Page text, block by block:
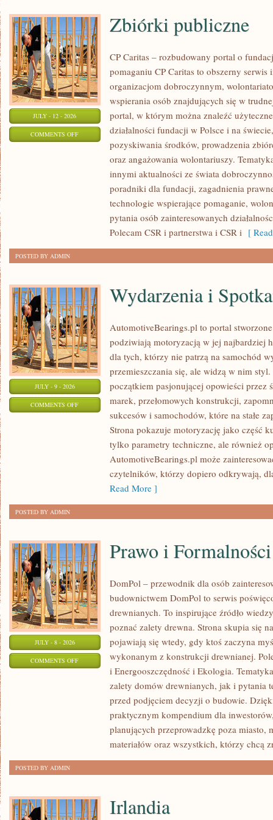
JULY - 12 - 2026
COMMENTS OFFON
PUBLICZNE
Zbiórki publiczne
CP Caritas – rozbudowany portal o
pomaganiu CP Caritas to obszerny
organizacjom dobroczynnym,
wspierania osób znajdujących się w
portal, w którym można znaleźć
działalności fundacji w Polsce i na
pozyskiwania środków, prowadzenia
oraz angażowania wolontariuszy.
innymi aktualności ze świata
poradniki dla fundacji, zagadnienia
technologie wspierające pomaganie,
pytania osób zainteresowanych
Polecam CSR i partnerstwa i CSR i [
POSTED BY ADMIN
JULY - 9 - 2026
COMMENTS OFFON
WYDARZENIA
SPOTKANIA
KLASYKÓW
Wydarzenia i
AutomotiveBearings.pl to portal
podziwiają motoryzacją w jej najbardziej
dla tych, którzy nie patrzą na samochód
przemieszczania się, ale widzą w nim
początkiem pasjonującej opowieści przez
marek, przełomowych konstrukcji,
sukcesów i samochodów, które na stałe
Strona pokazuje motoryzację jako część
tylko parametry techniczne, ale również
AutomotiveBearings.pl może
czytelników, którzy dopiero odkrywają,
Read More ]
POSTED BY ADMIN
JULY - 8 - 2026
COMMENTS OFFON
FORMALNOŚCI
Prawo i Formalności
DomPol – przewodnik dla osób
budownictwem DomPol to serwis
drewnianych. To inspirujące źródło
poznać zalety drewna. Strona skupia się
pojawiają się wtedy, gdy ktoś zaczyna
wykonanym z konstrukcji drewnianej.
i Energooszczędność i Ekologia.
zalety domów drewnianych, jak i pytania
przed podjęciem decyzji o budowie.
praktycznym kompendium dla
planujących przeprowadzkę poza miasto,
materiałów oraz wszystkich, którzy chcą
POSTED BY ADMIN
Irlandia